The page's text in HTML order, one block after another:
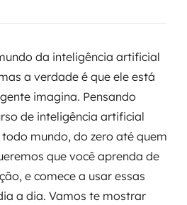
mobile
da inteligência artificial
a verdade é que ele está
imagina. Pensando
de inteligência artificial
mundo, do zero até quem
que você aprenda de
e comece a usar essas
a dia. Vamos te mostrar